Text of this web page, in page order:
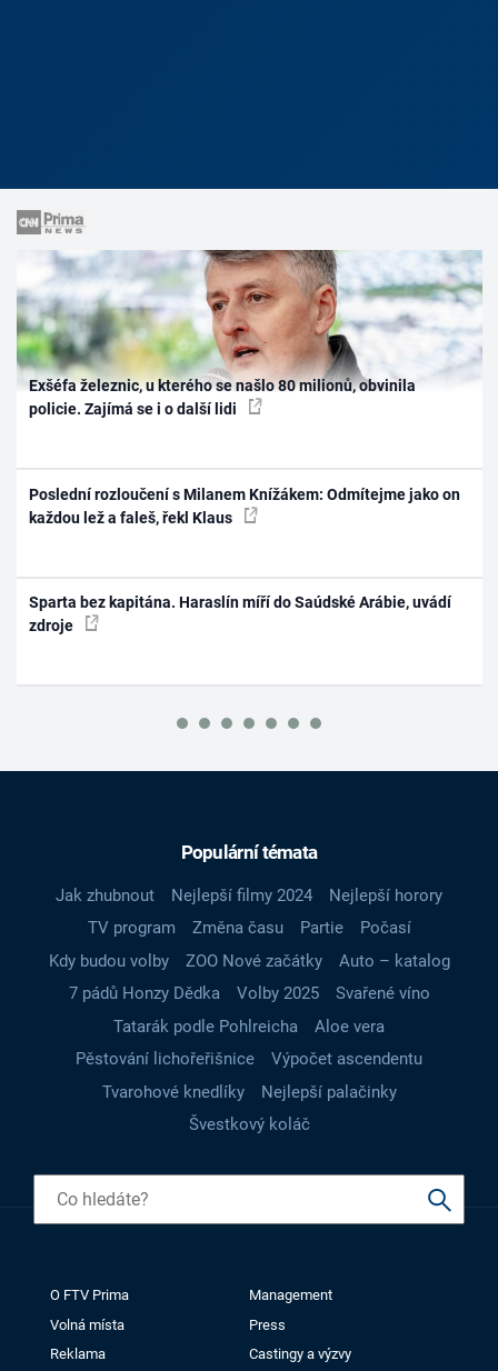
Exšéfa železnic, u kterého se našlo 80 milionů, obvinila
policie. Zajímá se i o další lidi
Poslední rozloučení s Milanem Knížákem: Odmítejme jako on
každou lež a faleš, řekl Klaus
Sparta bez kapitána. Haraslín míří do Saúdské Arábie, uvádí
zdroje
Populární témata
Jak zhubnout Nejlepší filmy 2024
Nejlepší horory
TV program
Změna času Partie
Počasí
Kdy budou volby
ZOO Nové začátky
Auto – katalog
7 pádů Honzy Dědka
Volby 2025
Svařené víno
Tatarák podle Pohlreicha
Aloe vera
Pěstování lichořeřišnice
Výpočet ascendentu
Tvarohové knedlíky
Nejlepší palačinky
Švestkový koláč
O FTV Prima
Management
Volná místa
Press
Reklama
Castingy a výzvy